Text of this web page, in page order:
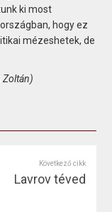
ki most
hogy ez
mézeshetek, de
Zoltán)
Következő cikk
Lavrov téved